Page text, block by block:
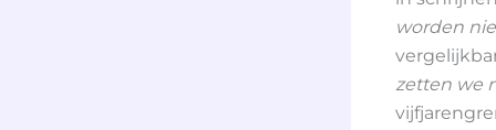
worden
zetten we